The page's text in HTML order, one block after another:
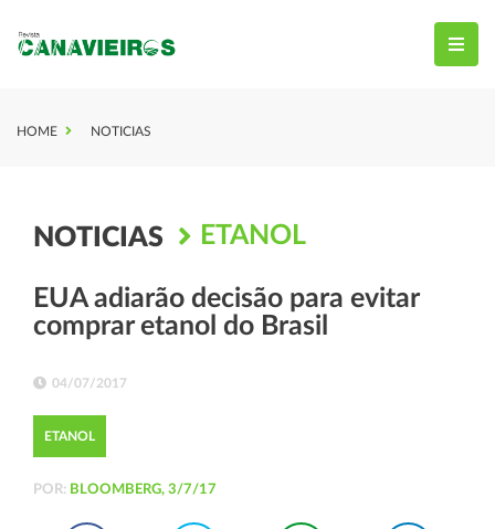
HOME NOTICIAS
NOTICIAS ETANOL
EUA adiarão decisão para evitar
comprar etanol do Brasil
04/07/2017
ETANOL
POR: BLOOMBERG, 3/7/17